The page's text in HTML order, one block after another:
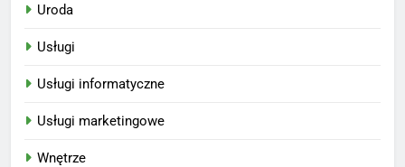
Uroda
Usługi
Usługi informatyczne
Usługi marketingowe
Wnętrze